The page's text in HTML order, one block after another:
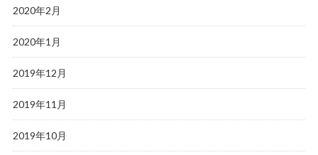
2020年2月
2020年1月
2019年12月
2019年11月
2019年10月